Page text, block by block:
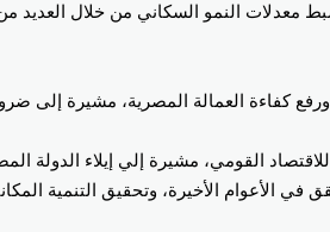
كفاءة العمالة المصرية، مشيرة إلى
القومي، مشيرة إلي إيلاء الدولة
في الأعوام الأخيرة، وتحقيق التنمية